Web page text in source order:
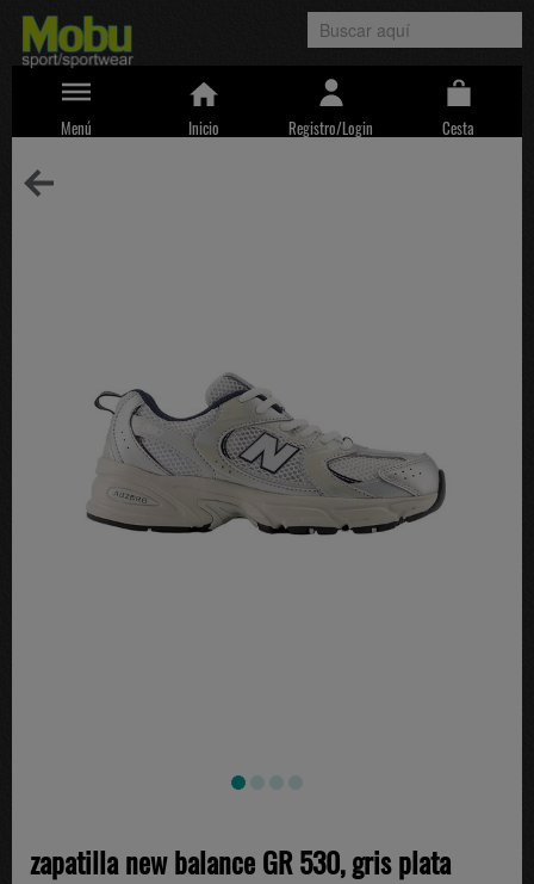
Menú Inicio Registro/Login Cesta
zapatilla new balance GR 530, gris plata